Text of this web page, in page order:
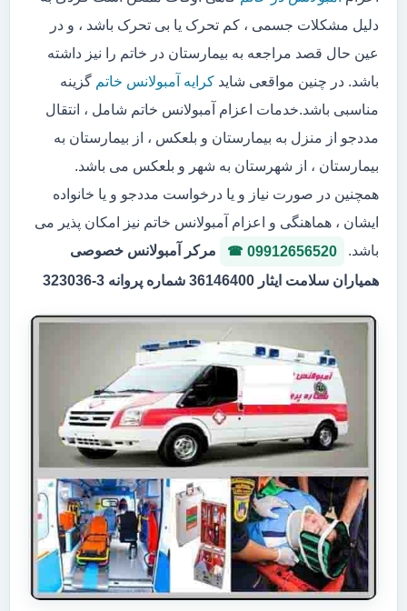
دلیل مشکلات جسمی ، کم تحرک یا بی تحرک باشد ، و در
عین حال قصد مراجعه به بیمارستان در خاتم را نیز داشته
باشد. در چنین مواقعی شاید کرایه آمبولانس خاتم گزینه
مناسبی باشد.خدمات اعزام آمبولانس خاتم شامل ، انتقال
مددجو از منزل به بیمارستان و بلعکس ، از بیمارستان به
بیمارستان ، از شهرستان به شهر و بلعکس می باشد.
همچنین در صورت نیاز و یا درخواست مددجو و یا خانواده
ایشان ، هماهنگی و اعزام آمبولانس خاتم نیز امکان پذیر می
باشد.
09912656520
مرکر آمبولانس خصوصی
همیاران سلامت ایثار 36146400 شماره پروانه 3-323036